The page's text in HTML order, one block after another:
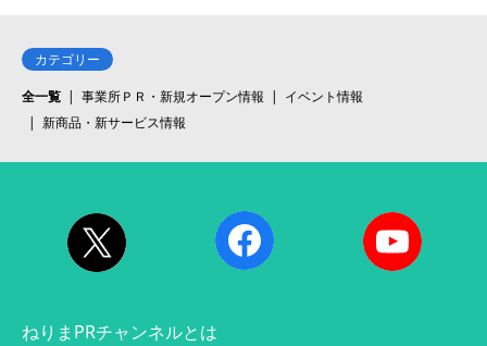
カテゴリー
全一覧
事業所ＰＲ・新規オープン情報
イベント情報
新商品・新サービス情報
ねりまPRチャンネルとは